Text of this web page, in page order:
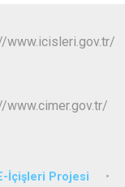
İçişleri Projesi